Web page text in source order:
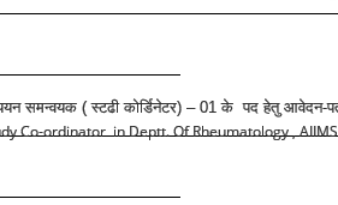
समन्वयक ( स्टढी कोर्डिनेटर) – 01 के पद हेतु आवेदन-
Co-ordinator in Deptt. Of Rheumatology ,